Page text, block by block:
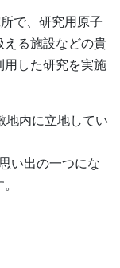
で、研究用原子
る施設などの貴
した研究を実施
地内に立地してい
い出の一つにな